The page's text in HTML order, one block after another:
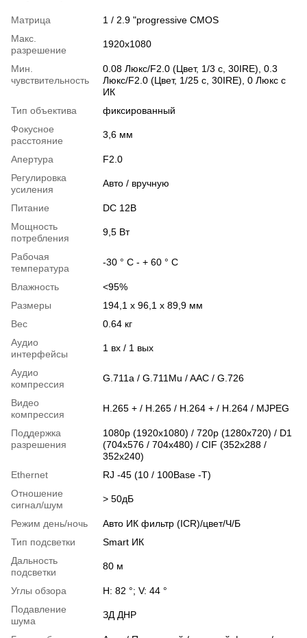
Матрица
1 / 2.9 "progressive CMOS
Макс.
разрешение
1920x1080
Мин.
чувствительность
0.08 Люкс/F2.0 (Цвет, 1/3 с, 30IRE), 0.3
Люкс/F2.0 (Цвет, 1/25 с, 30IRE), 0 Люкс с
ИК
Тип объектива
фиксированный
Фокусное
расстояние
3,6 мм
Апертура
F2.0
Регулировка
усиления
Авто / вручную
Питание
DC 12В
Мощность
потребления
9,5 Вт
Рабочая
температура
-30 ° C - + 60 ° C
Влажность
<95%
Размеры
194,1 х 96,1 х ​​89,9 мм
Вес
0.64 кг
Аудио
интерфейсы
1 вх / 1 вых
Аудио
компрессия
G.711a / G.711Mu / AAC / G.726
Видео
компрессия
H.265 + / H.265 / H.264 + / H.264 / MJPEG
Поддержка
разрешения
1080p (1920x1080) / 720p (1280x720) / D1
(704x576 / 704x480) / CIF (352x288 /
352x240)
Ethernet
RJ -45 (10 / 100Base -T)
Отношение
сигнал/шум
> 50дБ
Режим день/ночь
Авто ИК фильтр (ICR)/цвет/Ч/Б
Тип подсветки
Smart ИК
Дальность
подсветки
80 м
Углы обзора
H: 82 °; V: 44 °
Подавление
шума
ЗД ДНР